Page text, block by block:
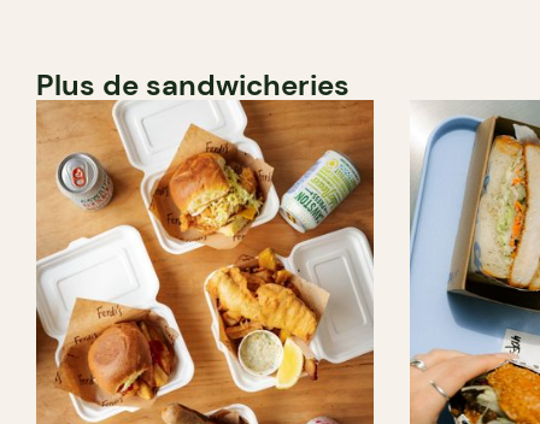
Plus de sandwicheries